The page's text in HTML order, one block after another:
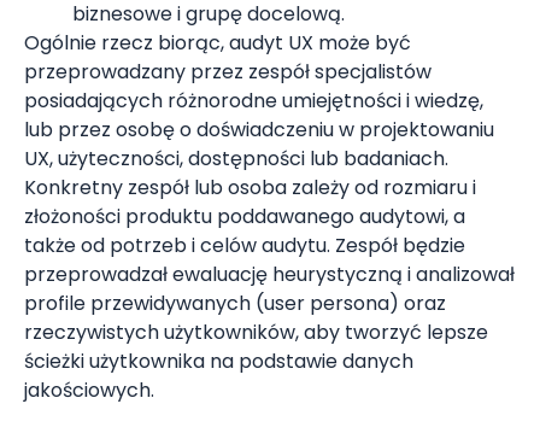
biznesowe i grupę docelową.
Ogólnie rzecz biorąc, audyt UX może być
przeprowadzany przez zespół specjalistów
posiadających różnorodne umiejętności i wiedzę,
lub przez osobę o doświadczeniu w projektowaniu
UX, użyteczności, dostępności lub badaniach.
Konkretny zespół lub osoba zależy od rozmiaru i
złożoności produktu poddawanego audytowi, a
także od potrzeb i celów audytu. Zespół będzie
przeprowadzał ewaluację heurystyczną i analizował
profile przewidywanych (user persona) oraz
rzeczywistych użytkowników, aby tworzyć lepsze
ścieżki użytkownika na podstawie danych
jakościowych.